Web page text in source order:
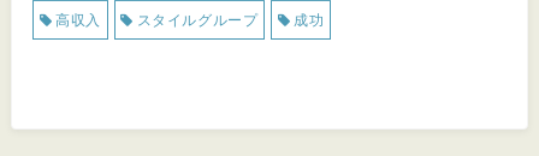
高収入 スタイルグループ 成功